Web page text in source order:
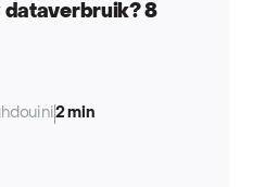
dataverbruik? 8
2 min